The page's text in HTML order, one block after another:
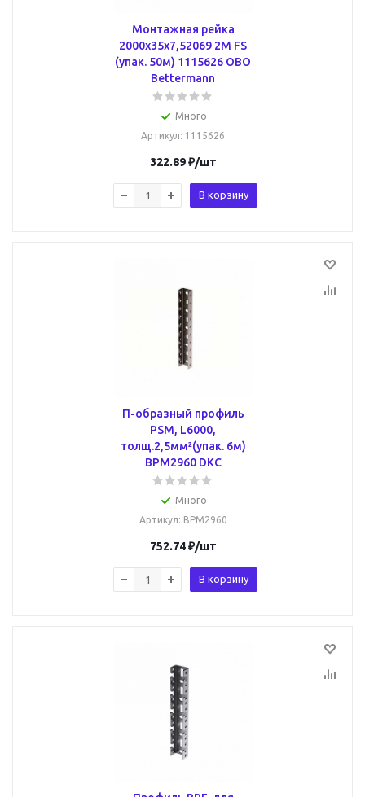
Монтажная рейка
2000x35x7,52069 2M FS
(упак. 50м) 1115626 OBO
Bettermann
Много
Артикул: 1115626
322.89₽/шт
В корзину
П-образный профиль
PSM, L6000,
толщ.2,5мм²(упак. 6м)
BPM2960 DKC
Много
Артикул: BPM2960
752.74₽/шт
В корзину